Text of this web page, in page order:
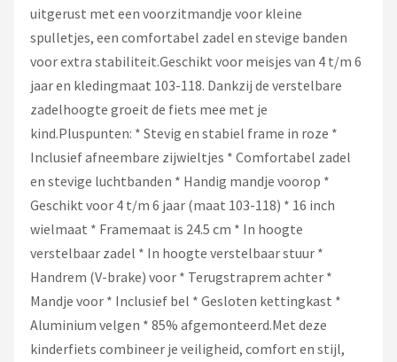
uitgerust met een voorzitmandje voor kleine
spulletjes, een comfortabel zadel en stevige banden
voor extra stabiliteit.Geschikt voor meisjes van 4 t/m 6
jaar en kledingmaat 103-118. Dankzij de verstelbare
zadelhoogte groeit de fiets mee met je
kind.Pluspunten: * Stevig en stabiel frame in roze *
Inclusief afneembare zijwieltjes * Comfortabel zadel
en stevige luchtbanden * Handig mandje voorop *
Geschikt voor 4 t/m 6 jaar (maat 103-118) * 16 inch
wielmaat * Framemaat is 24.5 cm * In hoogte
verstelbaar zadel * In hoogte verstelbaar stuur *
Handrem (V-brake) voor * Terugstraprem achter *
Mandje voor * Inclusief bel * Gesloten kettingkast *
Aluminium velgen * 85% afgemonteerd.Met deze
kinderfiets combineer je veiligheid, comfort en stijl,